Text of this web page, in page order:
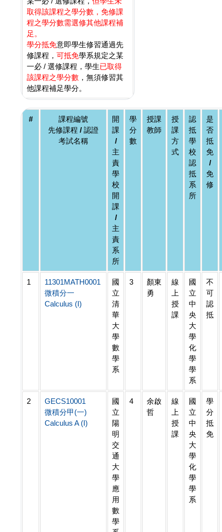
取得該課程之學分數，免修課
程之學分數需選修其他課程補
足。
學分抵免意即學生修習通過先
修課程， 可抵免學系規定之某
一必 / 選修課程，學生已取得
該課程之學分數 ，無須修習其
他課程補足學分。
#
課程編號
先修課程 / 認證
考試名稱
開
課
/
主
責
學
校
開
課
/
主
責
系
所
學
分
數
授課
教師
授
課
方
式
認
抵
學
校
認
抵
系
所
是
否
抵
免
/
免
修
1
11301MATH0001
微積分一
Calculus (I)
國
立
清
華
大
學
數
學
系
3
顏東
勇
線
上
授
課
國
立
中
央
大
學
化
學
學
系
不
可
認
抵
2
GECS10001
微積分甲(一)
Calculus A (I)
國
立
陽
明
交
通
大
學
應
用
數
學
4
余啟
哲
線
上
授
課
國
立
中
央
大
學
化
學
學
系
學
分
抵
免